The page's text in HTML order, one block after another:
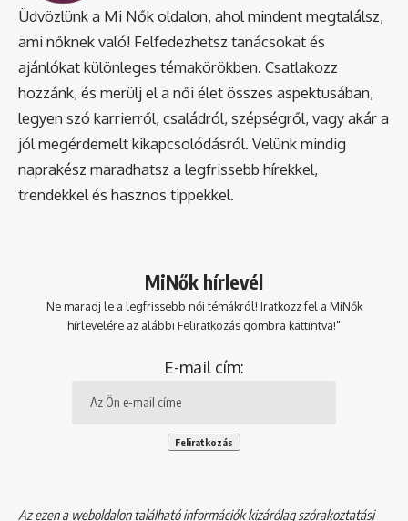
Üdvözlünk a Mi Nők oldalon, ahol mindent megtalálsz,
ami nőknek való! Felfedezhetsz tanácsokat és
ajánlókat különleges témakörökben. Csatlakozz
hozzánk, és merülj el a női élet összes aspektusában,
legyen szó karrierről, családról, szépségről, vagy akár a
jól megérdemelt kikapcsolódásról. Velünk mindig
naprakész maradhatsz a legfrissebb hírekkel,
trendekkel és hasznos tippekkel.
MiNők hírlevél
Ne maradj le a legfrissebb női témákról! Iratkozz fel a MiNők
hírlevelére az alábbi Feliratkozás gombra kattintva!"
E-mail cím:
Az ezen a weboldalon található információk kizárólag szórakoztatási